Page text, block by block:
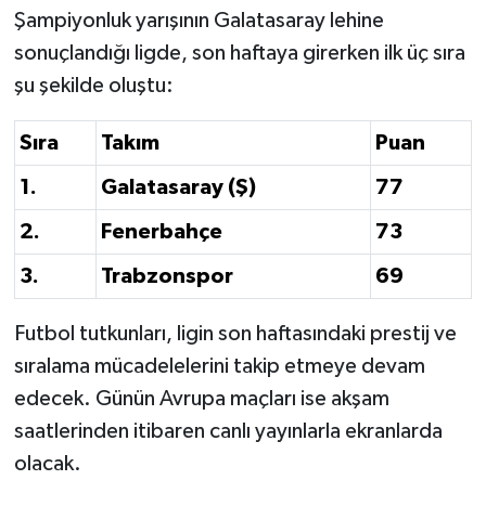
Şampiyonluk yarışının Galatasaray lehine
sonuçlandığı ligde, son haftaya girerken ilk üç sıra
şu şekilde oluştu:
Sıra Takım Puan
1. Galatasaray (Ş) 77
2. Fenerbahçe 73
3. Trabzonspor 69
Futbol tutkunları, ligin son haftasındaki prestij ve
sıralama mücadelelerini takip etmeye devam
edecek. Günün Avrupa maçları ise akşam
saatlerinden itibaren canlı yayınlarla ekranlarda
olacak.